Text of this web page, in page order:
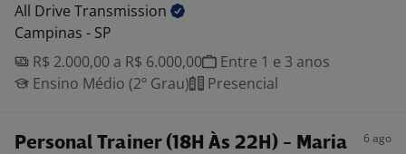
All Drive Transmission
Campinas - SP
R$ 2.000,00 a R$ 6.000,00
Entre 1 e 3 anos
Ensino Médio (2º Grau)
Presencial
Personal Trainer (18H Às 22H) - Maria
6 ago